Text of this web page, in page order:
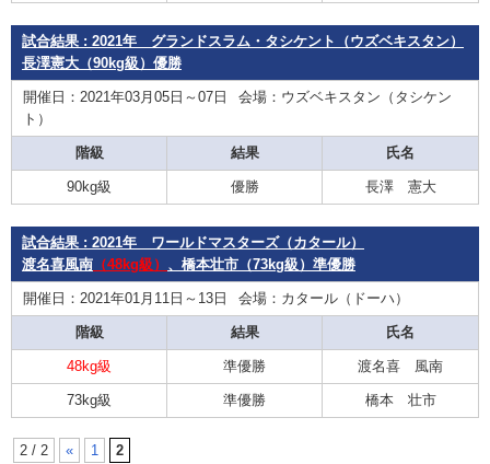
試合結果 : 2021年 グランドスラム・タシケント（ウズベキスタン）
長澤憲大（90kg級）優勝
開催日：2021年03月05日～07日
会場：ウズベキスタン（タシケン
ト）
階級 結果 氏名
90kg級 優勝 長澤 憲大
試合結果 : 2021年 ワールドマスターズ（カタール）
渡名喜風南 （48kg級） 、橋本壮市（73kg級）準優勝
開催日：2021年01月11日～13日 会場：カタール（ドーハ）
階級 結果 氏名
48kg級 準優勝 渡名喜 風南
73kg級 準優勝 橋本 壮市
2 / 2 « 1 2